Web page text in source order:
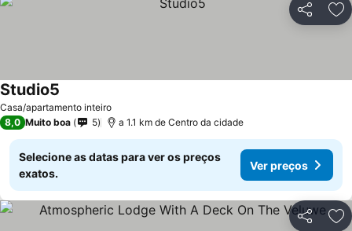
Partilhar
Casa/apartamento inteiro
Studio5
8,0 Muito boa 5 a 1.1 km de Centro da cidade
Selecione as datas para ver os preços
exatos.
Ver preços
Partilhar